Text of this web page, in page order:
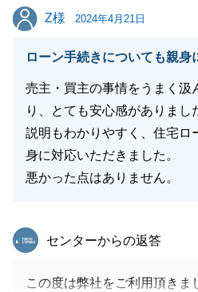
今後に活かしていきたいと思
ありがとうございました。
Z様
Z様 2024年4月21日
ローン手続きについても親身
売主・買主の事情をうまく汲
り、とても安心感がありまし
説明もわかりやすく、住宅ロ
身に対応いただきました。
悪かった点はありません。
東急リバブル
センターからの返答
この度は弊社をご利用頂きま